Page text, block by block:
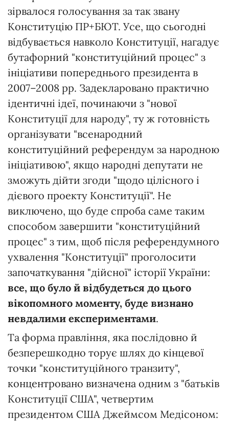
зірвалося голосування за так звану
Конституцію ПР+БЮТ. Усе, що сьогодні
відбувається навколо Конституції, нагадує
бутафорний "конституційний процес" з
ініціативи попереднього президента в
2007–2008 рр. Задекларовано практично
ідентичні ідеї, починаючи з "нової
Конституції для народу", ту ж готовність
організувати "всенародний
конституційний референдум за народною
ініціативою", якщо народні депутати не
зможуть дійти згоди "щодо цілісного і
дієвого проекту Конституції". Не
виключено, що буде спроба саме таким
способом завершити "конституційний
процес" з тим, щоб після референдумного
ухвалення "Конституції" проголосити
започаткування "дійсної" історії України:
все, що було й відбудеться до цього
вікопомного моменту, буде визнано
невдалими експериментами.
Та форма правління, яка послідовно й
безперешкодно торує шлях до кінцевої
точки "конституційного транзиту",
концентровано визначена одним з "батьків
Конституції США", четвертим
президентом США Джеймсом Медісоном: